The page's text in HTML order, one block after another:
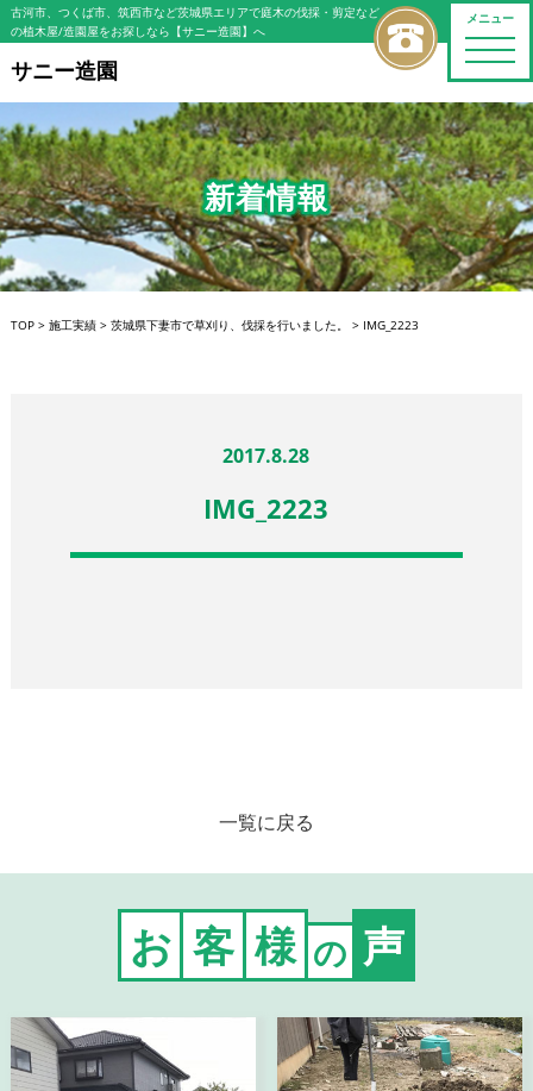
メニュー
toggle
古河市、つくば市、筑西市など茨城県エリアで庭木の伐採・剪定など
の植木屋/造園屋をお探しなら【サニー造園】へ
サニー造園
新着情報
TOP> 施工実績> 茨城県下妻市で草刈り、伐採を行いました。 > IMG_2223
2017.8.28
IMG_2223
一覧に戻る
お 客 様 の 声